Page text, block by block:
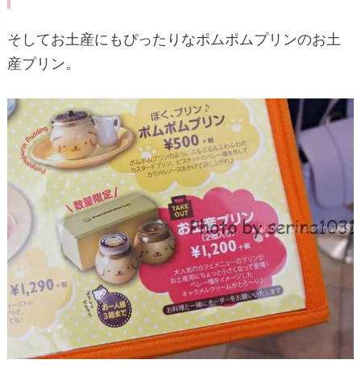
そしてお土産にもぴったりなポムポムプリンのお土
産プリン。